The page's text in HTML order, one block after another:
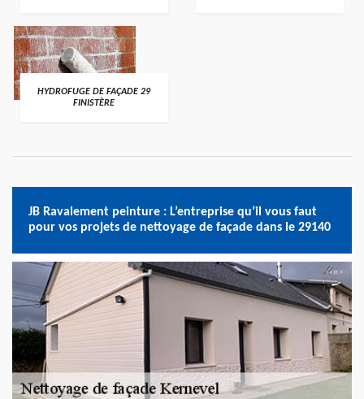
HYDROFUGE DE FAÇADE 29
FINISTÈRE
JB Ravalement peinture : L’entreprise qu’il vous faut
pour vos projets de nettoyage de façade dans le 29140